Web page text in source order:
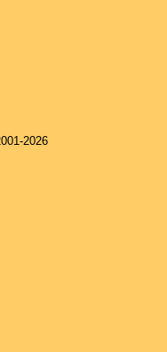
2026